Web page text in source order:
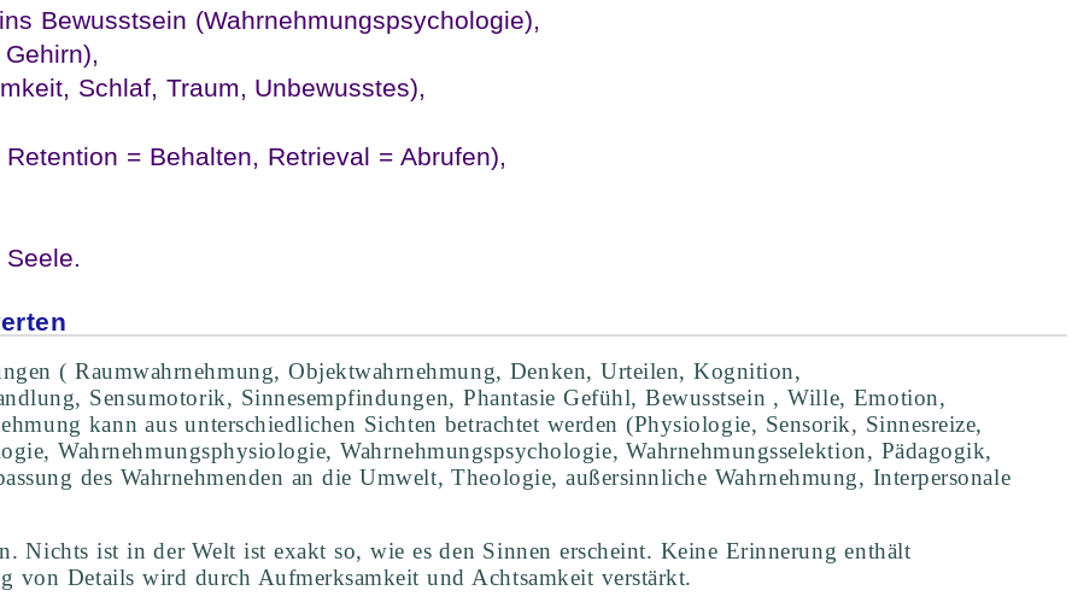
Bewusstsein (Wahrnehmungspsychologie),
Schlaf, Traum, Unbewusstes),
= Behalten, Retrieval = Abrufen),
( Raumwahrnehmung, Objektwahrnehmung, Denken, Urteilen, Kognition,
Sensumotorik, Sinnesempfindungen, Phantasie Gefühl, Bewusstsein , Wille, Emotion,
kann aus unterschiedlichen Sichten betrachtet werden (Physiologie, Sensorik, Sinnesreize,
Wahrnehmungsphysiologie, Wahrnehmungspsychologie, Wahrnehmungsselektion, Pädagogik,
des Wahrnehmenden an die Umwelt, Theologie, außersinnliche Wahrnehmung, Interpersonale
Nichts ist in der Welt ist exakt so, wie es den Sinnen erscheint. Keine Erinnerung enthält
von Details wird durch Aufmerksamkeit und Achtsamkeit verstärkt.